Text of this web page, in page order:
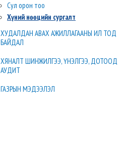
Сул орон тоо
Хүний нөөцийн сургалт
ХУДАЛДАН АВАХ АЖИЛЛАГААНЫ ИЛ ТОД
БАЙДАЛ
ХЯНАЛТ ШИНЖИЛГЭЭ, ҮНЭЛГЭЭ, ДОТООД
АУДИТ
ГАЗРЫН МЭДЭЭЛЭЛ